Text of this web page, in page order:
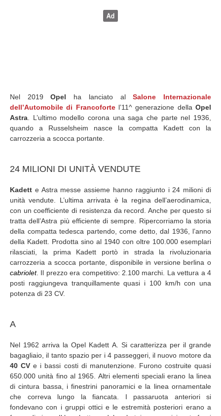
Nel 2019Opel ha lanciato alSalone Internazionale
dell’Automobile di Francofortel’11^ generazione dellaOpel
Astra . L’ultimo modello corona una saga che parte nel 1936,
quando a Russelsheim nasce la compatta Kadett con la
carrozzeria a scocca portante.
24 MILIONI DI UNITÀ VENDUTE
Kadett e Astra messe assieme hanno raggiunto i 24 milioni di
unità vendute. L’ultima arrivata è la regina dell’aerodinamica,
con un coefficiente di resistenza da record. Anche per questo si
tratta dell’Astra più efficiente di sempre. Ripercorriamo la storia
della compatta tedesca partendo, come detto, dal 1936, l’anno
della Kadett. Prodotta sino al 1940 con oltre 100.000 esemplari
rilasciati, la prima Kadett portò in strada la rivoluzionaria
carrozzeria a scocca portante, disponibile in versione berlina o
cabriolet. Il prezzo era competitivo: 2.100 marchi. La vettura a 4
posti raggiungeva tranquillamente quasi i 100 km/h con una
potenza di 23 CV.
A
Nel 1962 arriva la Opel Kadett A. Si caratterizza per il grande
bagagliaio, il tanto spazio per i 4 passeggeri, il nuovo motore da
40 CV e i bassi costi di manutenzione. Furono costruite quasi
650.000 unità fino al 1965. Altri elementi speciali erano la linea
di cintura bassa, i finestrini panoramici e la linea ornamentale
che correva lungo la fiancata. I passaruota anteriori si
fondevano con i gruppi ottici e le estremità posteriori erano a